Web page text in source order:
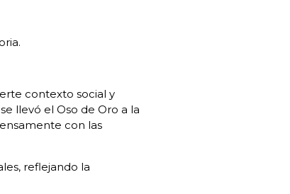
contexto social y
llevó el Oso de Oro a la
con las
reflejando la